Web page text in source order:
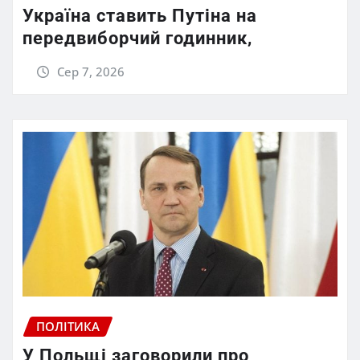
Україна ставить Путіна на
передвиборчий годинник,
Сер 7, 2026
ПОЛІТИКА
У Польщі заговорили про